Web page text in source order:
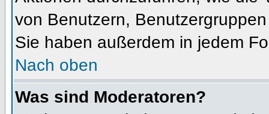
von Benutzern,
Sie haben außerdem in jedem
Nach oben
Was sind Moderatoren?